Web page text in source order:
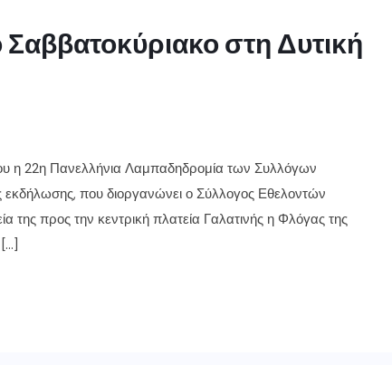
στη Δυτική
η 22η Πανελλήνια Λαμπαδηδρομία των Συλλόγων
που διοργανώνει ο Σύλλογος Εθελοντών
της προς την κεντρική πλατεία Γαλατινής η Φλόγας της